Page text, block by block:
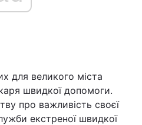
для великого міста
швидкої допомоги.
про важливість своєї
екстреної швидкої